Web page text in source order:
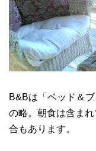
B&Bは「ベッド＆
の略。朝食は含ま
合もあります。